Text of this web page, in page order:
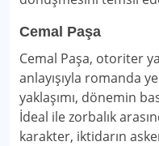
Cemal Paşa
Cemal Paşa, otoriter
anlayışıyla romanda
yaklaşımı, dönemin
İdeal ile zorbalık
karakter, iktidarın